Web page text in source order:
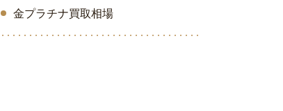
金プラチナ買取相場